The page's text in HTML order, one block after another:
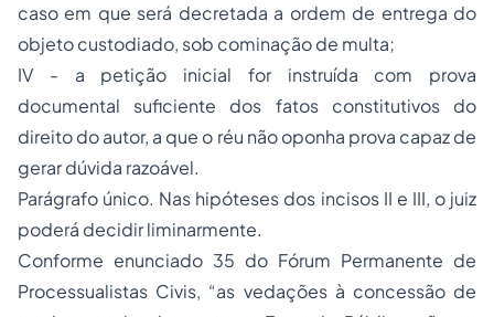
caso em que será decretada a ordem de entrega do
objeto custodiado, sob cominação de multa;
IV - a petição inicial for instruída com prova
documental suficiente dos fatos constitutivos do
direito do autor, a que o réu não oponha prova capaz de
gerar dúvida razoável.
Parágrafo único. Nas hipóteses dos incisos II e III, o juiz
poderá decidir liminarmente.
Conforme enunciado 35 do Fórum Permanente de
Processualistas Civis, “as vedações à concessão de